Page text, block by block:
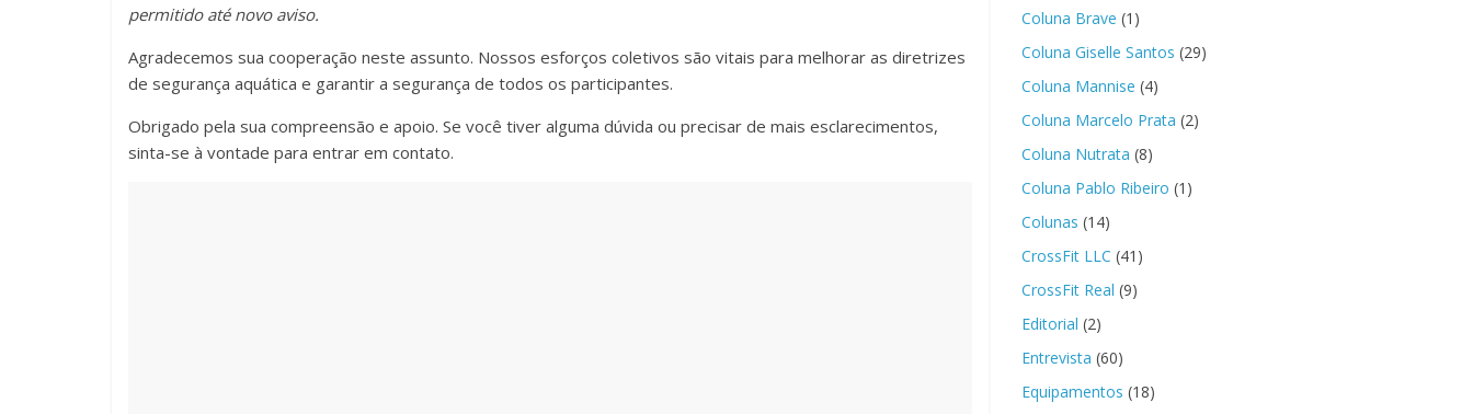
permitido até novo aviso.
Agradecemos sua cooperação neste assunto. Nossos esforços coletivos são vitais para melhorar as diretrizes
de segurança aquática e garantir a segurança de todos os participantes.
Obrigado pela sua compreensão e apoio. Se você tiver alguma dúvida ou precisar de mais esclarecimentos,
sinta-se à vontade para entrar em contato.
Coluna Brave (1)
Coluna Giselle Santos (29)
Coluna Mannise (4)
Coluna Marcelo Prata (2)
Coluna Nutrata (8)
Coluna Pablo Ribeiro (1)
Colunas (14)
CrossFit LLC (41)
CrossFit Real (9)
Editorial (2)
Entrevista (60)
Equipamentos (18)